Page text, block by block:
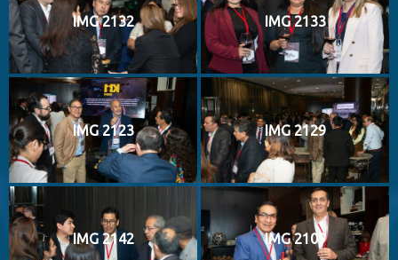
IMG 2132 IMG 2133
IMG 2123 IMG 2129
IMG 2142 IMG 2109